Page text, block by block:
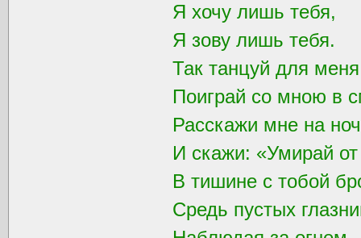
Я хочу лишь тебя,
Я зову лишь тебя.
Так танцуй для
Поиграй со мною в
Расскажи мне на
И скажи: «Умирай
В тишине с тобой
Средь пустых